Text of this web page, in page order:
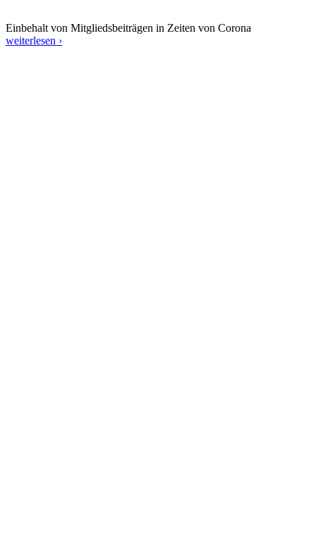
Einbehalt von Mitgliedsbeiträgen in Zeiten von Corona
weiterlesen ›